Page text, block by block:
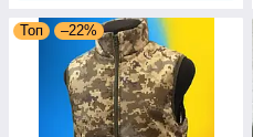
Топ –22%